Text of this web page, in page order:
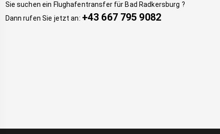
Sie suchen ein Flughafentransfer für Bad Radkersburg ?
Dann rufen Sie jetzt an: +43 667 795 9082